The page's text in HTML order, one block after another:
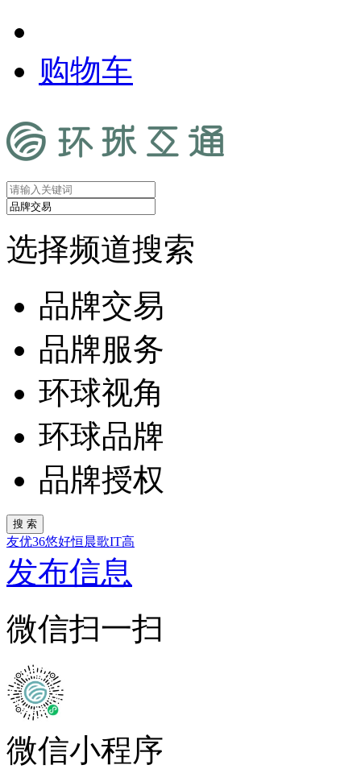
购物车
选择频道搜索
品牌交易
品牌服务
环球视角
环球品牌
品牌授权
友优36悠好恒晨歌IT高
发布信息
微信扫一扫
微信小程序